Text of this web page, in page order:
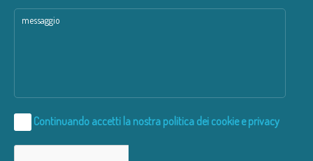
Continuando accetti la nostra politica dei cookie e privacy